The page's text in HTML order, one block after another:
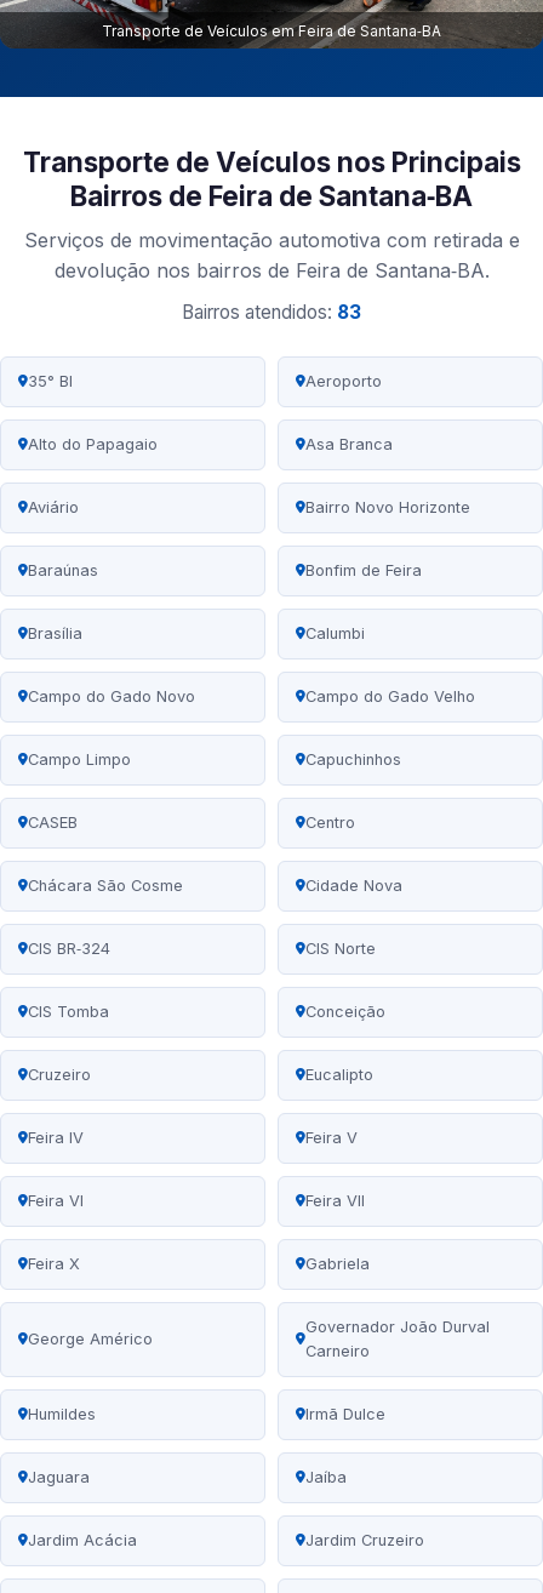
Transporte de Veículos em Feira de Santana‑BA
Transporte de Veículos nos Principais
Bairros de Feira de Santana‑BA
Serviços de movimentação automotiva com retirada e
devolução nos bairros de Feira de Santana‑BA.
Bairros atendidos: 83
35° BI Aeroporto
Alto do Papagaio Asa Branca
Aviário Bairro Novo Horizonte
Baraúnas Bonfim de Feira
Brasília Calumbi
Campo do Gado Novo Campo do Gado Velho
Campo Limpo Capuchinhos
CASEB Centro
Chácara São Cosme Cidade Nova
CIS BR‑324 CIS Norte
CIS Tomba Conceição
Cruzeiro Eucalipto
Feira IV Feira V
Feira VI Feira VII
Feira X Gabriela
George Américo
Governador João Durval
Carneiro
Humildes Irmã Dulce
Jaguara Jaíba
Jardim Acácia Jardim Cruzeiro